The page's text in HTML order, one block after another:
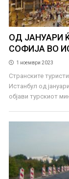
ОД ЈАНУАРИ
СОФИЈА ВО
1 ноември 2023
Странските
Истанбул од
објави турскиот